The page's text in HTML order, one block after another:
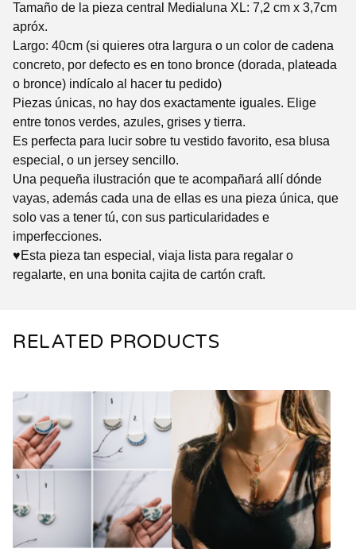
Tamaño de la pieza central Medialuna XL: 7,2 cm x 3,7cm
apróx.
Largo: 40cm (si quieres otra largura o un color de cadena
concreto, por defecto es en tono bronce (dorada, plateada
o bronce) indícalo al hacer tu pedido)
Piezas únicas, no hay dos exactamente iguales. Elige
entre tonos verdes, azules, grises y tierra.
Es perfecta para lucir sobre tu vestido favorito, esa blusa
especial, o un jersey sencillo.
Una pequeña ilustración que te acompañará allí dónde
vayas, además cada una de ellas es una pieza única, que
solo vas a tener tú, con sus particularidades e
imperfecciones.
♥Esta pieza tan especial, viaja lista para regalar o
regalarte, en una bonita cajita de cartón craft.
RELATED PRODUCTS